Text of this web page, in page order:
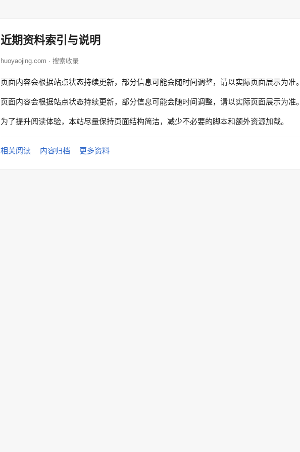
近期资料索引与说明
huoyaojing.com · 搜索收录
页面内容会根据站点状态持续更新，部分信息可能会随时间调整，请以实际页面展示为准。
页面内容会根据站点状态持续更新，部分信息可能会随时间调整，请以实际页面展示为准。
为了提升阅读体验，本站尽量保持页面结构简洁，减少不必要的脚本和额外资源加载。
相关阅读 内容归档 更多资料